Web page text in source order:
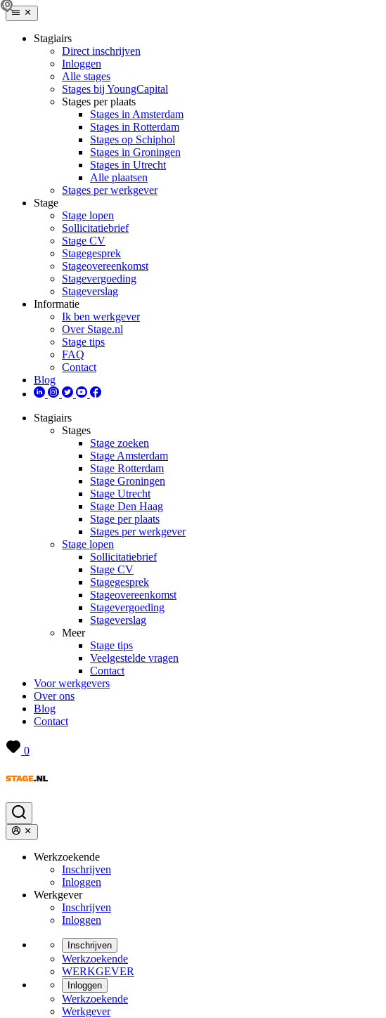
Stagiairs
Direct inschrijven
Inloggen
Alle stages
Stages bij YoungCapital
Stages per plaats
Stages in Amsterdam
Stages in Rotterdam
Stages op Schiphol
Stages in Groningen
Stages in Utrecht
Alle plaatsen
Stages per werkgever
Stage
Stage lopen
Sollicitatiebrief
Stage CV
Stagegesprek
Stageovereenkomst
Stagevergoeding
Stageverslag
Informatie
Ik ben werkgever
Over Stage.nl
Stage tips
FAQ
Contact
Blog
Stagiairs
Stages
Stage zoeken
Stage Amsterdam
Stage Rotterdam
Stage Groningen
Stage Utrecht
Stage Den Haag
Stage per plaats
Stages per werkgever
Stage lopen
Sollicitatiebrief
Stage CV
Stagegesprek
Stageovereenkomst
Stagevergoeding
Stageverslag
Meer
Stage tips
Veelgestelde vragen
Contact
Voor werkgevers
Over ons
Blog
Contact
0
Werkzoekende
Inschrijven
Inloggen
Werkgever
Inschrijven
Inloggen
Inschrijven
Werkzoekende
WERKGEVER
Inloggen
Werkzoekende
Werkgever